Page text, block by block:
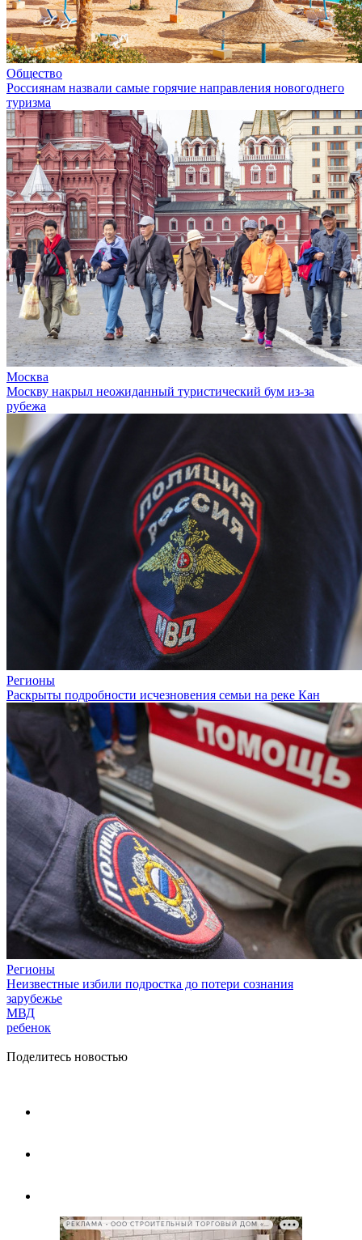
Общество
Россиянам назвали самые горячие направления новогоднего
туризма
Москва
Москву накрыл неожиданный туристический бум из-за
рубежа
Регионы
Раскрыты подробности исчезновения семьи на реке Кан
Регионы
Неизвестные избили подростка до потери сознания
зарубежье
МВД
ребенок
Поделитесь новостью
РЕКЛАМА • ООО СТРОИТЕЛЬНЫЙ ТОРГОВЫЙ ДОМ «ПЕТРОВИЧ», ИНН 7802348846